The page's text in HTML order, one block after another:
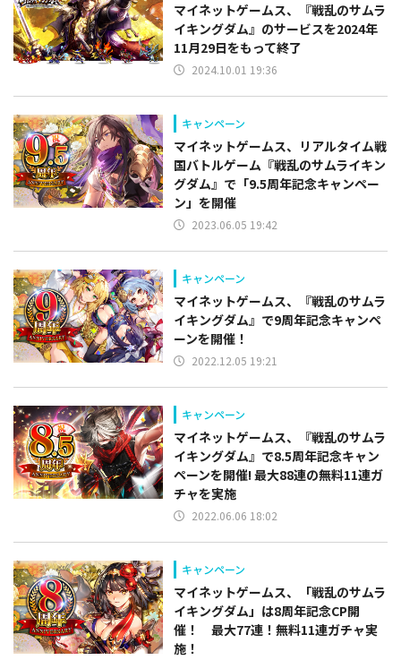
マイネットゲームス、『戦乱のサムラ
イキングダム』のサービスを2024年
11月29日をもって終了
2024.10.01 19:36
キャンペーン
マイネットゲームス、リアルタイム戦
国バトルゲーム『戦乱のサムライキン
グダム』で「9.5周年記念キャンペー
ン」を開催
2023.06.05 19:42
キャンペーン
マイネットゲームス、『戦乱のサムラ
イキングダム』で9周年記念キャンペ
ーンを開催！
2022.12.05 19:21
キャンペーン
マイネットゲームス、『戦乱のサムラ
イキングダム』で8.5周年記念キャン
ペーンを開催! 最大88連の無料11連ガ
チャを実施
2022.06.06 18:02
キャンペーン
マイネットゲームス、「戦乱のサムラ
イキングダム」は8周年記念CP開
催！ 最大77連！無料11連ガチャ実
施！